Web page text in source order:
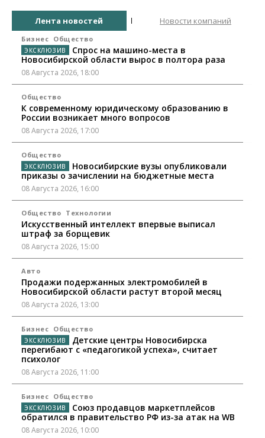
Лента новостей Новости компаний
Бизнес Общество
Спрос на машино-места в
Новосибирской области вырос в полтора раза
08 Августа 2026, 18:00
Общество
К современному юридическому образованию в
России возникает много вопросов
08 Августа 2026, 17:00
Общество
Новосибирские вузы опубликовали
приказы о зачислении на бюджетные места
08 Августа 2026, 16:00
Общество Технологии
Искусственный интеллект впервые выписал
штраф за борщевик
08 Августа 2026, 15:00
Авто
Продажи подержанных электромобилей в
Новосибирской области растут второй месяц
08 Августа 2026, 13:00
Бизнес Общество
Детские центры Новосибирска
перегибают с «педагогикой успеха», считает
психолог
08 Августа 2026, 11:00
Бизнес Общество
Союз продавцов маркетплейсов
обратился в правительство РФ из-за атак на WB
08 Августа 2026, 10:00